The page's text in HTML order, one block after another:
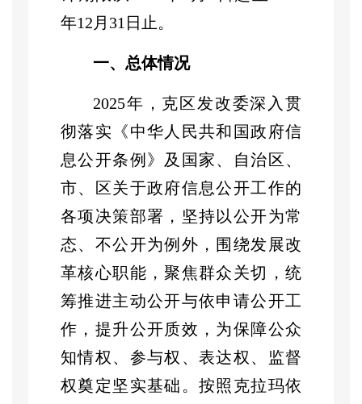
年12 月 31 日止。
一、总体情况
2025年，克区发改委深入贯
彻落实《中华人民共和国政府信
息公开条例》及国家、自治区、
市、区关于政府信息公开工作的
各项决策部署，坚持以公开为常
态、不公开为例外，围绕发展改
革核心职能，聚焦群众关切，统
筹推进主动公开与依申请公开工
作，提升公开质效，为保障公众
知情权、参与权、表达权、监督
权奠定坚实基础。按照克拉玛依